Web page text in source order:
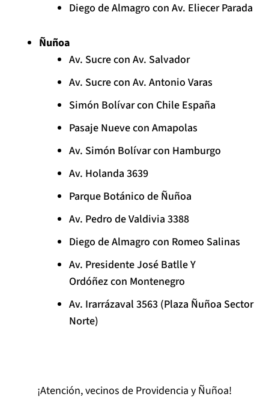
Diego de Almagro con Av. Eliecer Parada
Ñuñoa
Av. Sucre con Av. Salvador
Av. Sucre con Av. Antonio Varas
Simón Bolívar con Chile España
Pasaje Nueve con Amapolas
Av. Simón Bolívar con Hamburgo
Av. Holanda 3639
Parque Botánico de Ñuñoa
Av. Pedro de Valdivia 3388
Diego de Almagro con Romeo Salinas
Av. Presidente José Batlle Y
Ordóñez con Montenegro
Av. Irarrázaval 3563 (Plaza Ñuñoa Sector
Norte)
¡Atención, vecinos de Providencia y Ñuñoa!